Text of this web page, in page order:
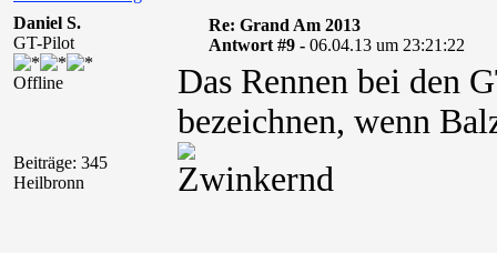
Daniel S.
GT-Pilot
Offline
Beiträge: 345
Heilbronn
Re: Grand Am 2013
Antwort #9 - 06.04.13 um 23:21:22
Das Rennen bei den
bezeichnen, wenn